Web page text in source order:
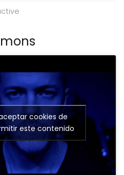
cookies de
este contenido